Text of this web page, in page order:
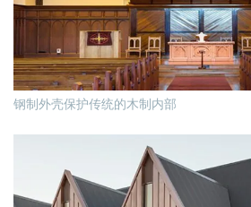
钢制外壳保护传统的木制内部